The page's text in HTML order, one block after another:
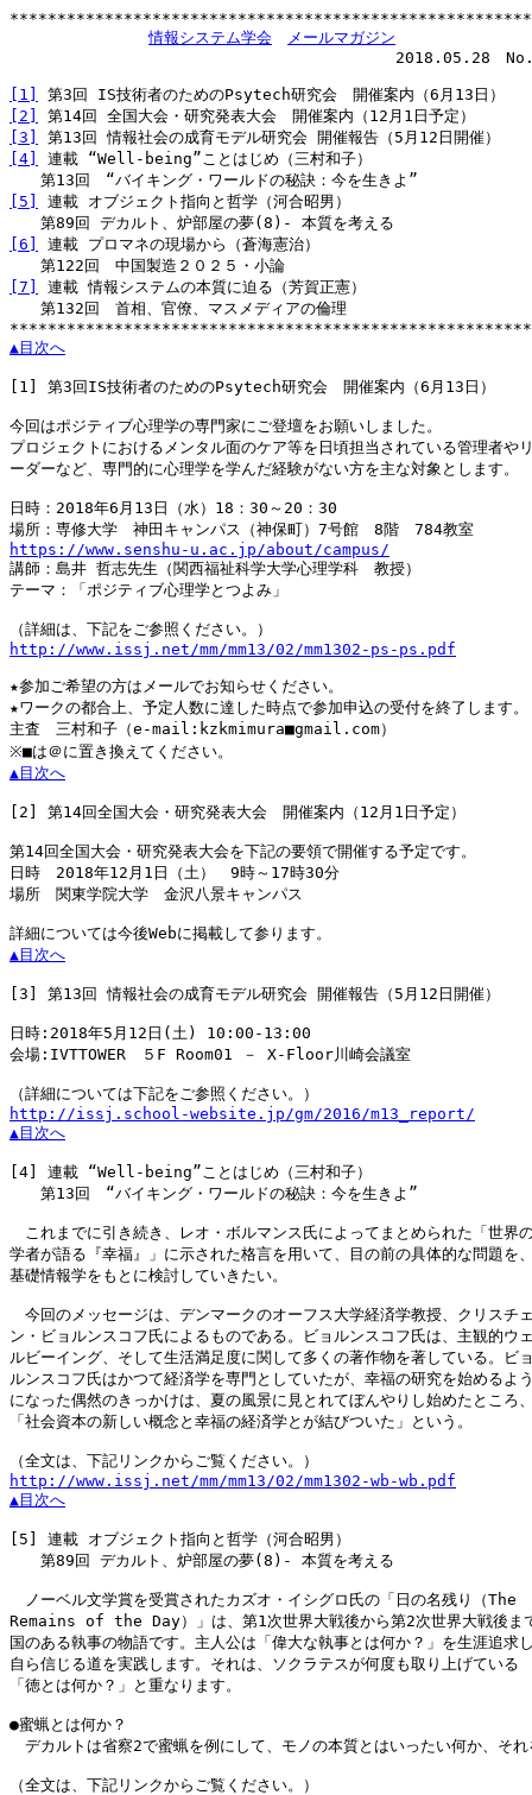
情報システム学会
メールマガジン
2018.05.28　No.13-
[1]
[2]
[3]
[4]
連載 “Well-being”ことはじめ（三村和子）
[5]
連載 オブジェクト指向と哲学（河合昭男）
[6]
連載 プロマネの現場から（蒼海憲治）
[7]
連載 情報システムの本質に迫る（芳賀正憲）
第132回　首相、官僚、マスメディアの倫理
▲目次へ
[1] 第3回IS技術者のためのPsytech研究会　開催案内（6月13日）
今回はポジティブ心理学の専門家にご登壇をお願いしました。
プロジェクトにおけるメンタル面のケア等を日頃担当されている管理者や
ーダーなど、専門的に心理学を学んだ経験がない方を主な対象とします。
日時：2018年6月13日（水）18：30～20：30
https://www.senshu-u.ac.jp/about/campus/
講師：島井 哲志先生（関西福祉科学大学心理学科　教授）
テーマ：「ポジティブ心理学とつよみ」
http://www.issj.net/mm/mm13/02/mm1302-ps-ps.pdf
★参加ご希望の方はメールでお知らせください。
★ワークの都合上、予定人数に達した時点で参加申込の受付を終了します。
主査　三村和子（e-mail:kzkmimura■gmail.com）
▲目次へ
[2] 第14回全国大会・研究発表大会　開催案内（12月1日予定）
第14回全国大会・研究発表大会を下記の要領で開催する予定です。
日時　2018年12月1日（土）　9時～17時30分
場所　関東学院大学　金沢八景キャンパス
▲目次へ
[3] 第13回 情報社会の成育モデル研究会 開催報告（5月12日開催）
日時:2018年5月12日(土) 10:00-13:00
会場:IVTTOWER　５F Room01 － X-Floor川崎会議室
http://issj.school-website.jp/gm/2016/m13_report/
▲目次へ
[4]
連載 “Well-being”ことはじめ（三村和子）
第13回　“バイキング・ワールドの秘訣：今を生きよ”
これまでに引き続き、レオ・ボルマンス氏によってまとめられた「世界
学者が語る『幸福』」に示された格言を用いて、目の前の具体的な問題を
基礎情報学をもとに検討していきたい。
今回のメッセージは、デンマークのオーフス大学経済学教授、クリスチ
ン・ビョルンスコフ氏によるものである。ビョルンスコフ氏は、主観的ウ
ルビーイング、そして生活満足度に関して多くの著作物を著している。ビ
ルンスコフ氏はかつて経済学を専門としていたが、幸福の研究を始めるよ
になった偶然のきっかけは、夏の風景に見とれてぼんやりし始めたところ
「社会資本の新しい概念と幸福の経済学とが結びついた」という。
http://www.issj.net/mm/mm13/02/mm1302-wb-wb.pdf
▲目次へ
[5]
連載 オブジェクト指向と哲学（河合昭男）
第89回 デカルト、炉部屋の夢(8)- 本質を考える
ノーベル文学賞を受賞されたカズオ・イシグロ氏の「日の名残り（The
Remains of the Day）」は、第1次世界大戦後から第2次世界大戦後ま
国のある執事の物語です。主人公は「偉大な執事とは何か？」を生涯追求
自ら信じる道を実践します。それは、ソクラテスが何度も取り上げている
「徳とは何か？」と重なります。
●蜜蝋とは何か？
デカルトは省察2で蜜蝋を例にして、モノの本質とはいったい何か、そ